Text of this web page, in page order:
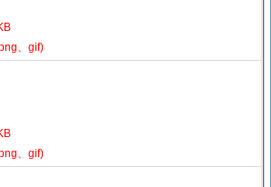
、gif)
、gif)